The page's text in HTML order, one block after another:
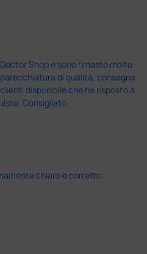
Shop e sono rimasto molto
di qualità, consegna
disponibile che ha risposto a
Consigliato
chiaro e corretto,